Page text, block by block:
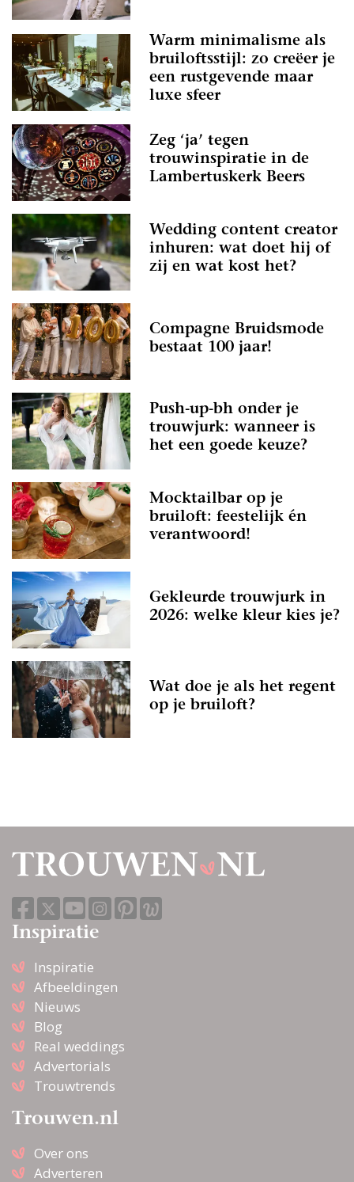
Warm minimalisme als
bruiloftsstijl: zo creëer je
een rustgevende maar
luxe sfeer
Zeg ‘ja’ tegen
trouwinspiratie in de
Lambertuskerk Beers
Wedding content creator
inhuren: wat doet hij of
zij en wat kost het?
Compagne Bruidsmode
bestaat 100 jaar!
Push-up-bh onder je
trouwjurk: wanneer is
het een goede keuze?
Mocktailbar op je
bruiloft: feestelijk én
verantwoord!
Gekleurde trouwjurk in
2026: welke kleur kies je?
Wat doe je als het regent
op je bruiloft?
Inspiratie
Inspiratie
Afbeeldingen
Nieuws
Blog
Real weddings
Advertorials
Trouwtrends
Trouwen.nl
Over ons
Adverteren